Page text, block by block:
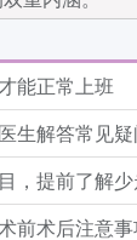
能正常上班
生解答常见疑
，提前了解
前术后注意